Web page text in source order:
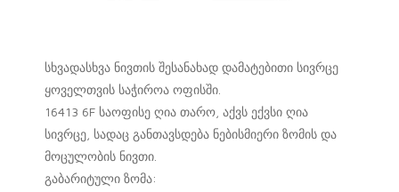
სხვადასხვა ნივთის შესანახად დამატებითი სივრცე
ყოველთვის საჭიროა ოფისში.
16413 6F საოფისე ღია თარო, აქვს ექვსი ღია
სივრცე, სადაც განთავსდება ნებისმიერი ზომის და
მოცულობის ნივთი.
გაბარიტული ზომა: